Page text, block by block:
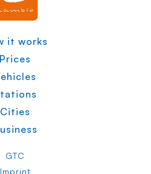
it works
Prices
Cities
GTC
Imprint